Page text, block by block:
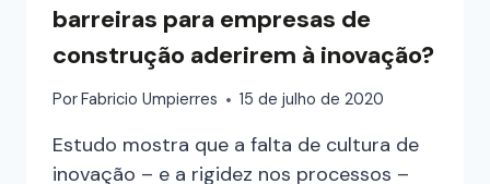
barreiras para empresas de
construção aderirem à inovação?
PorFabricio Umpierres 15 de julho de 2020
Estudo mostra que a falta de cultura de
inovação – e a rigidez nos processos –